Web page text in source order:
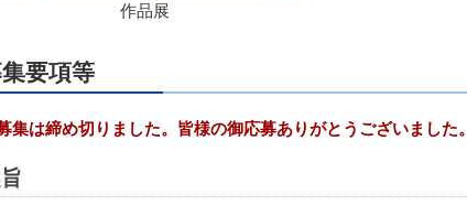
作品展
要項等
集は締め切りました。皆様の御応募ありがとうございました。